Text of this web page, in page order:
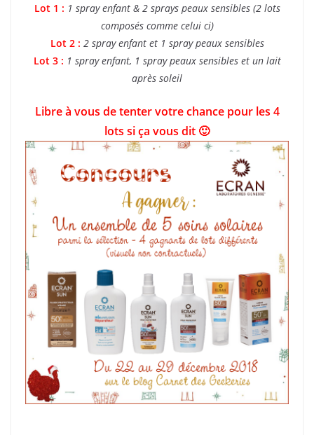
Lot 1 : 1 spray enfant & 2 sprays peaux sensibles (2 lots
composés comme celui ci)
Lot 2 : 2 spray enfant et 1 spray peaux sensibles
Lot 3 : 1 spray enfant, 1 spray peaux sensibles et un lait
après soleil
Libre à vous de tenter votre chance pour les 4
lots si ça vous dit 🙂